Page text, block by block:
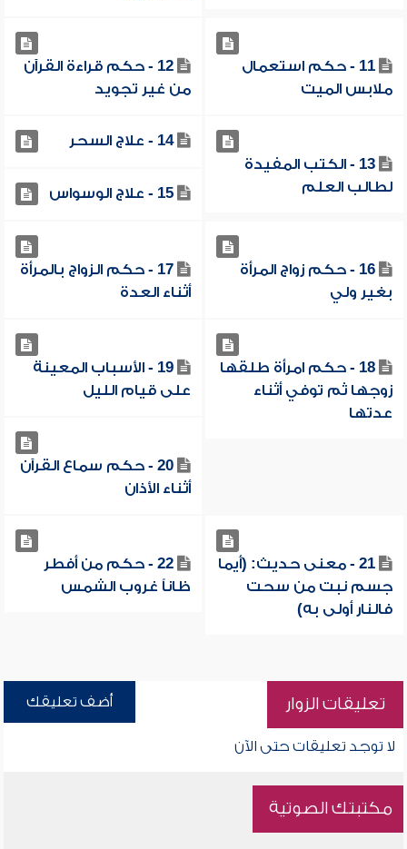
11 - حكم استعمال
ملابس الميت
12 - حكم قراءة القرآن
من غير تجويد
13 - الكتب المفيدة
لطالب العلم
14 - علاج السحر
15 - علاج الوسواس
16 - حكم زواج المرأة
بغير ولي
17 - حكم الزواج بالمرأة
أثناء العدة
18 - حكم امرأة طلقها
زوجها ثم توفي أثناء
عدتها
19 - الأسباب المعينة
على قيام الليل
20 - حكم سماع القرآن
أثناء الأذان
21 - معنى حديث: (أيما
جسم نبت من سحت
فالنار أولى به)
22 - حكم من أفطر
ظاناً غروب الشمس
تعليقات الزوار أضف تعليقك
لا توجد تعليقات حتى الآن
مكتبتك الصوتية